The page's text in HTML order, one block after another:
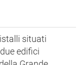
situati
edifici